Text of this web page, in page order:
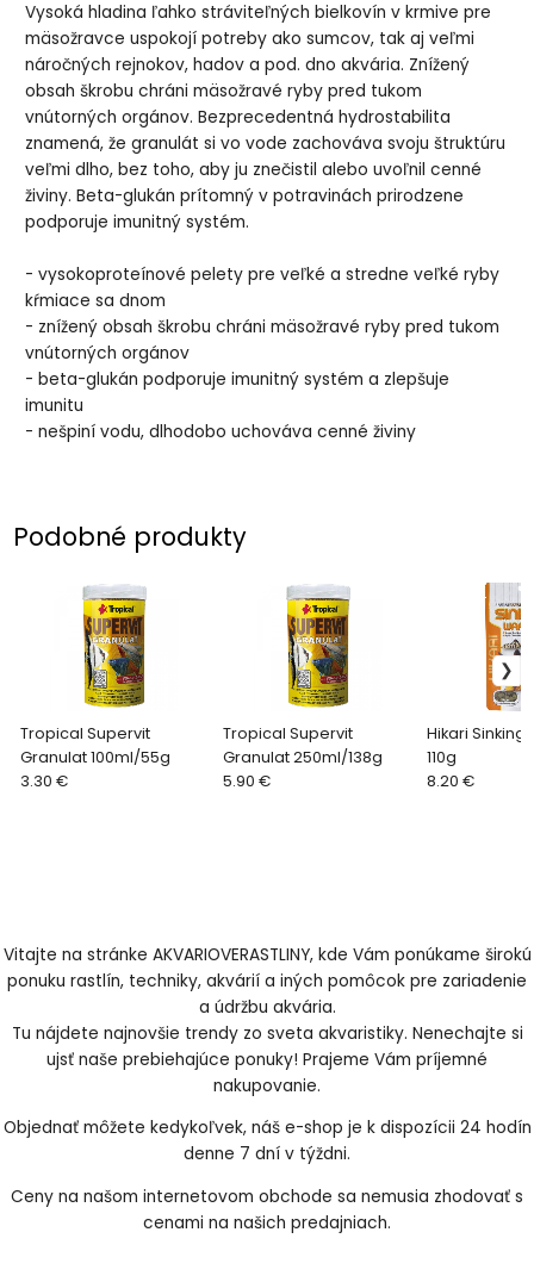
Vysoká hladina ľahko stráviteľných bielkovín v krmive pre
mäsožravce uspokojí potreby ako sumcov, tak aj veľmi
náročných rejnokov, hadov a pod. dno akvária. Znížený
obsah škrobu chráni mäsožravé ryby pred tukom
vnútorných orgánov. Bezprecedentná hydrostabilita
znamená, že granulát si vo vode zachováva svoju štruktúru
veľmi dlho, bez toho, aby ju znečistil alebo uvoľnil cenné
živiny. Beta-glukán prítomný v potravinách prirodzene
podporuje imunitný systém.
- vysokoproteínové pelety pre veľké a stredne veľké ryby
kŕmiace sa dnom
- znížený obsah škrobu chráni mäsožravé ryby pred tukom
vnútorných orgánov
- beta-glukán podporuje imunitný systém a zlepšuje
imunitu
- nešpiní vodu, dlhodobo uchováva cenné živiny
Podobné produkty
Tropical Supervit
Granulat 100ml/55g
3.30 €
Tropical Supervit
Granulat 250ml/138g
5.90 €
Hikari Sinking
110g
8.20 €
Vitajte na stránke AKVARIOVERASTLINY, kde Vám ponúkame širokú
ponuku rastlín, techniky, akvárií a iných pomôcok pre zariadenie
a údržbu akvária.
Tu nájdete najnovšie trendy zo sveta akvaristiky. Nenechajte si
ujsť naše prebiehajúce ponuky! Prajeme Vám príjemné
nakupovanie.
Objednať môžete kedykoľvek, náš e-shop je k dispozícii 24 hodín
denne 7 dní v týždni.
Ceny na našom internetovom obchode sa nemusia zhodovať s
cenami na našich predajniach.